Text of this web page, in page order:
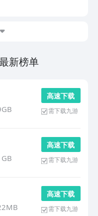
新榜单
高 速 下 载
需下载九游
高 速 下 载
需下载九游
高 速 下 载
需下载九游